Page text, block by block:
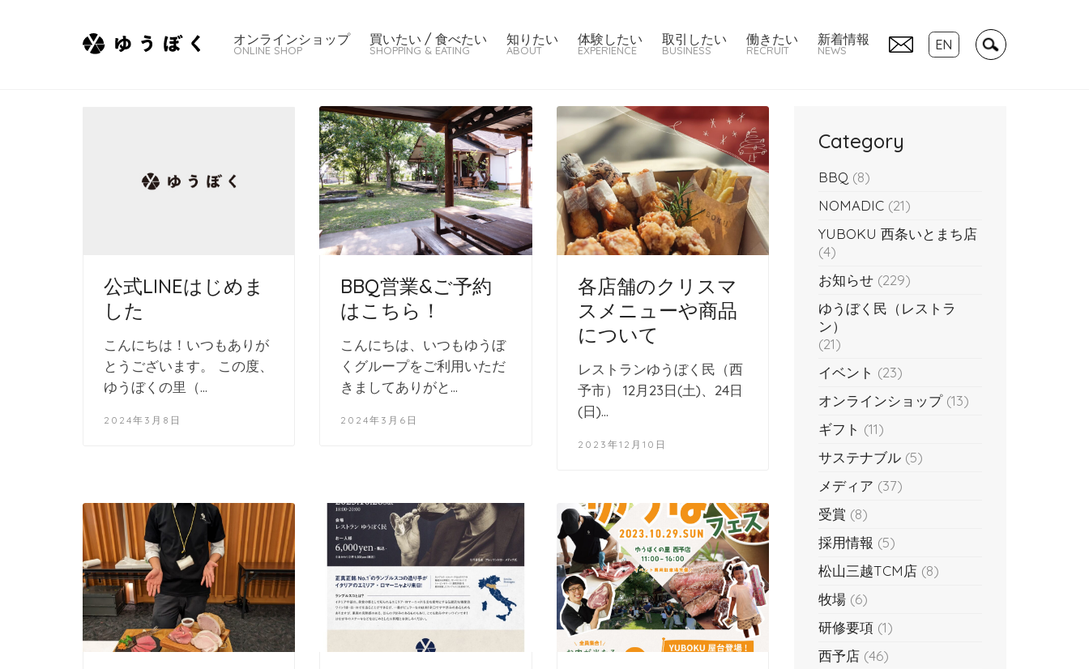
オンラインショップ
ONLINE SHOP
買いたい / 食べたい
SHOPPING & EATING
知りたい
ABOUT
体験したい
EXPERIENCE
取引したい
BUSINESS
働きたい
RECRUIT
新着情報
NEWS EN
公式LINEはじめま
した
こんにちは！いつもありが
とうございます。 この度、
ゆうぼくの里（…
2024年3月8日
BBQ営業&ご予約
はこちら！
こんにちは、いつもゆうぼ
くグループをご利用いただ
きましてありがと…
2024年3月6日
各店舗のクリスマ
スメニューや商品
について
レストランゆうぼく民（西
予市） 12月23日(土)、24日
(日)…
2023年12月10日
Category
BBQ (8)
NOMADIC(21)
YUBOKU 西条いとまち店
(4)
お知らせ(229)
ゆうぼく民（レストラ
ン）
(21)
イベント (23)
オンラインショップ(13)
ギフト (11)
サステナブル(5)
メディア (37)
受賞 (8)
採用情報 (5)
松山三越TCM店(8)
牧場(6)
研修要項(1)
西予店(46)